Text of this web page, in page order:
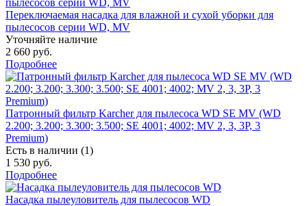
Переключаемая насадка для влажной и сухой уборки для
пылесосов серии WD, MV
Уточняйте наличие
2 660 руб.
Подробнее
Патронный фильтр Karcher для пылесоса WD SE MV (WD
2.200; 3.200; 3.300; 3.500; SE 4001; 4002; MV 2, 3, 3P, 3
Premium)
Есть в наличии (1)
1 530 руб.
Подробнее
Насадка пылеуловитель для пылесосов WD